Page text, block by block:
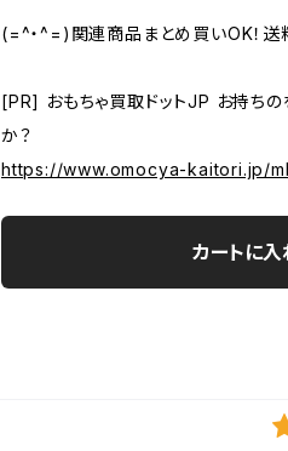
(=^・^=)関連商品まとめ買いOK！送
[PR] おもちゃ買取ドットJP お持ち
か？
https://www.omocya-kaitori.jp/
カートに入